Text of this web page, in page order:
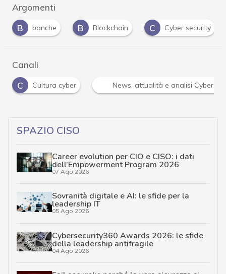
Argomenti
B
Blockchain C Cyber security C Cybercrime
Canali
News, attualità e analisi Cyber sicurezza e privacy
SPAZIO CISO
Career evolution per CIO e CISO: i dati
dell’Empowerment Program 2026
07 Ago 2026
Sovranità digitale e AI: le sfide per la
leadership IT
05 Ago 2026
Cybersecurity360 Awards 2026: le sfide
della leadership antifragile
04 Ago 2026